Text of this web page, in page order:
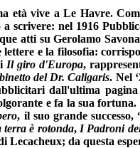
età vive a Le Havre.
scrivere: nel 1916
atti su Gerolamo
e la filosofia:
Il giro d'Europa,
del Dr. Caligaris. Nel
dall'ultima
e fa la sua
, il suo grande
terra è rotonda, I Padroni
da questa